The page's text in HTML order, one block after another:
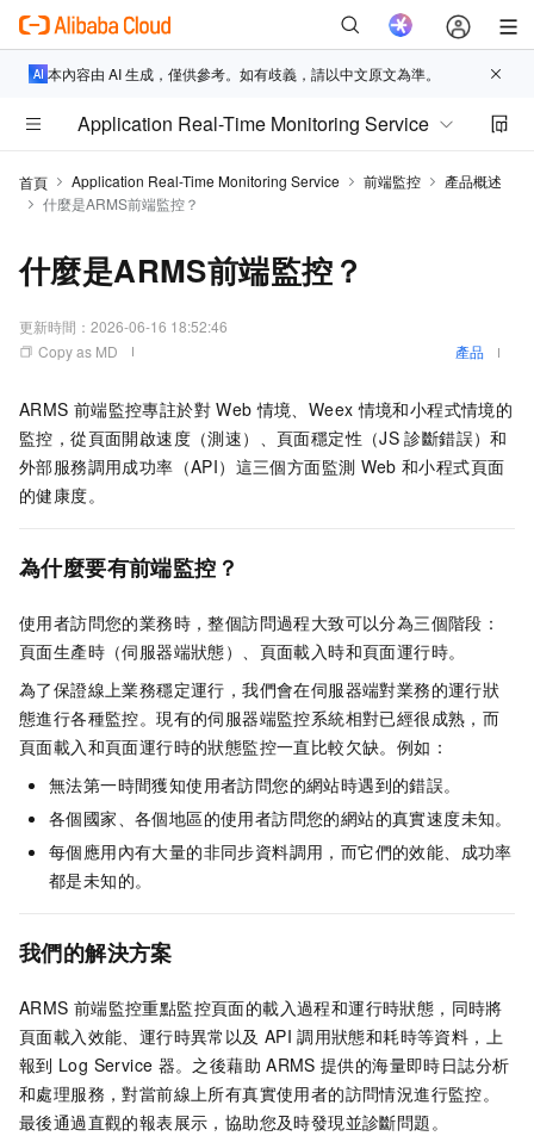
本內容由 AI 生成，僅供參考。如有歧義，請以中文原文為準。
Application Real-Time Monitoring Service
首頁 Application Real-Time Monitoring Service 前端監控
產品概述
什麼是ARMS前端監控？
什麼是ARMS前端監控？
更新時間： 2026-06-16 18:52:46
Copy as MD
產品
ARMS 前端監控專註於對 Web 情境、Weex 情境和小程式情境的
監控，從頁面開啟速度（測速）、頁面穩定性（JS 診斷錯誤）和
外部服務調用成功率（API）這三個方面監測 Web 和小程式頁面
的健康度。
為什麼要有前端監控？
使用者訪問您的業務時，整個訪問過程大致可以分為三個階段：
頁面生產時（伺服器端狀態）、頁面載入時和頁面運行時。
為了保證線上業務穩定運行，我們會在伺服器端對業務的運行狀
態進行各種監控。現有的伺服器端監控系統相對已經很成熟，而
頁面載入和頁面運行時的狀態監控一直比較欠缺。例如：
無法第一時間獲知使用者訪問您的網站時遇到的錯誤。
各個國家、各個地區的使用者訪問您的網站的真實速度未知。
每個應用內有大量的非同步資料調用，而它們的效能、成功率
都是未知的。
我們的解決方案
ARMS 前端監控重點監控頁面的載入過程和運行時狀態，同時將
頁面載入效能、運行時異常以及 API 調用狀態和耗時等資料，上
報到 Log Service 器。之後藉助 ARMS 提供的海量即時日誌分析
和處理服務，對當前線上所有真實使用者的訪問情況進行監控。
最後通過直觀的報表展示，協助您及時發現並診斷問題。